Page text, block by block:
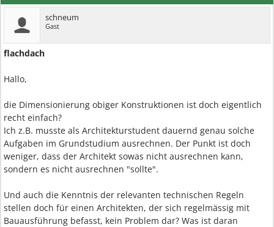
schneum
Gast
flachdach
Hallo,
die Dimensionierung obiger Konstruktionen ist doch eigentlich
recht einfach?
Ich z.B. musste als Architekturstudent dauernd genau solche
Aufgaben im Grundstudium ausrechnen. Der Punkt ist doch
weniger, dass der Architekt sowas nicht ausrechnen kann,
sondern es nicht ausrechnen "sollte".
Und auch die Kenntnis der relevanten technischen Regeln
stellen doch für einen Architekten, der sich regelmässig mit
Bauausführung befasst, kein Problem dar? Was ist daran